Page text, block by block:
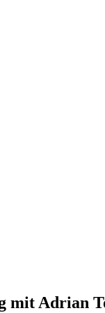
mit Adrian